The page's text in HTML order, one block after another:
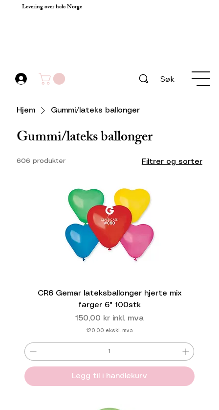
Levering over hele Norge
Søk
Hjem Gummi/lateks ballonger
Gummi/lateks ballonger
606 produkter Filtrer og sorter
CR6 Gemar lateksballonger hjerte mix
farger 6" 100stk
Pris
150,00 kr inkl. mva
120,00 ekskl. mva
Legg til i handlekurv